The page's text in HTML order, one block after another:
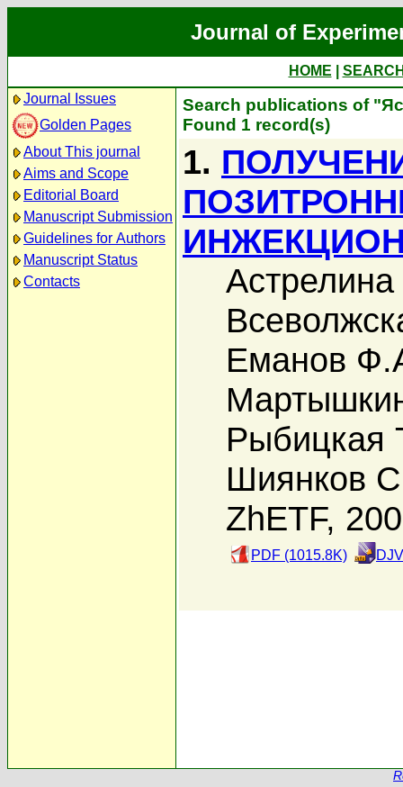
Journal of
HOME
Journal Issues
Golden Pages
About This journal
Aims and Scope
Editorial Board
Manuscript Submission
Guidelines for Authors
Manuscript Status
Contacts
Search publications of
Found 1 record(s)
1.
Еманов
Рыбицкая
Шиянков
ZhETF,
PDF (1015.8K)